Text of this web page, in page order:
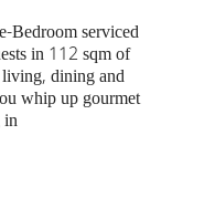
Bedroom serviced
in 112 sqm of
dining and
whip up gourmet